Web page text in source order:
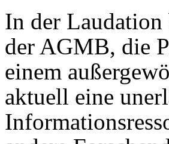
In der Laudation
der AGMB, die
einem
aktuell eine